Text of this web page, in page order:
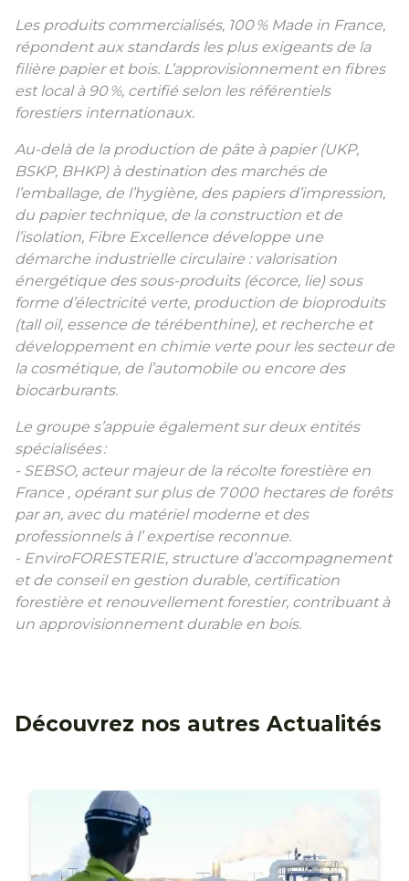
Les produits commercialisés, 100 % Made in France,
répondent aux standards les plus exigeants de la
filière papier et bois. L’approvisionnement en fibres
est local à 90 %, certifié selon les référentiels
forestiers internationaux.
Au-delà de la production de pâte à papier (UKP,
BSKP, BHKP) à destination des marchés de
l’emballage, de l’hygiène, des papiers d’impression,
du papier technique, de la construction et de
l’isolation, Fibre Excellence développe une
démarche industrielle circulaire : valorisation
énergétique des sous-produits (écorce, lie) sous
forme d’électricité verte, production de bioproduits
(tall oil, essence de térébenthine), et recherche et
développement en chimie verte pour les secteur de
la cosmétique, de l’automobile ou encore des
biocarburants.
Le groupe s’appuie également sur deux entités
spécialisées:
- SEBSO, acteur majeur de la récolte forestière en
France , opérant sur plus de 7000 hectares de forêts
par an, avec du matériel moderne et des
professionnels à l’ expertise reconnue.
- EnviroFORESTERIE, structure d’accompagnement
et de conseil en gestion durable, certification
forestière et renouvellement forestier, contribuant à
un approvisionnement durable en bois.
Découvrez nos autres Actualités